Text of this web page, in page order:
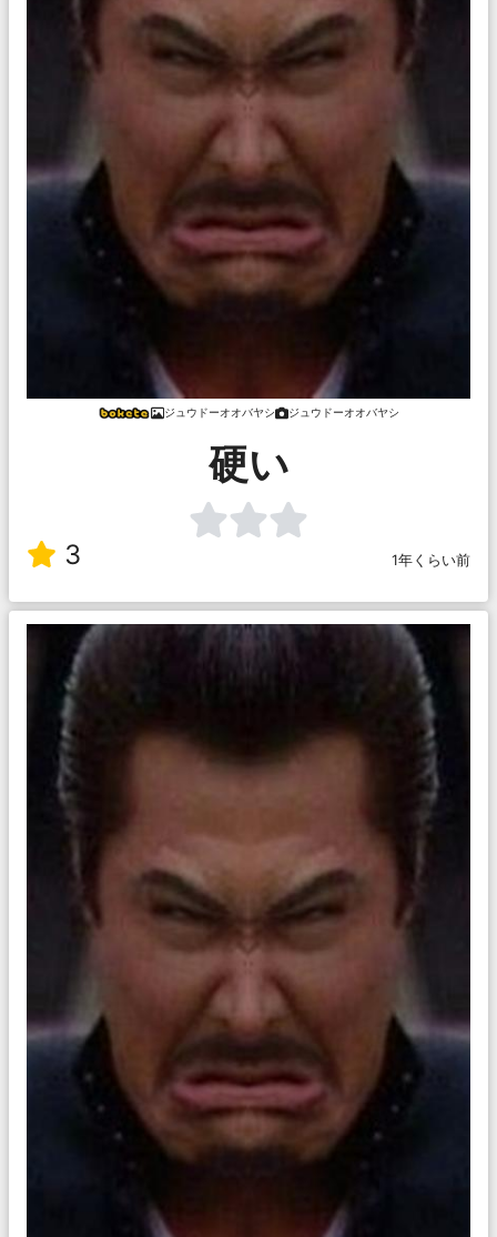
ジュウドーオオバヤシ ジュウドーオオバヤシ
硬い
3 1年くらい前